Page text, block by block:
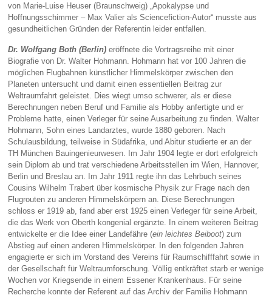
von Marie-Luise Heuser (Braunschweig) „Apokalypse und
Hoffnungsschimmer – Max Valier als Sciencefiction-Autor“ musste aus
gesundheitlichen Gründen der Referentin leider entfallen.
Dr. Wolfgang Both (Berlin) eröffnete die Vortragsreihe mit einer
Biografie von Dr. Walter Hohmann. Hohmann hat vor 100 Jahren die
möglichen Flugbahnen künstlicher Himmelskörper zwischen den
Planeten untersucht und damit einen essentiellen Beitrag zur
Weltraumfahrt geleistet. Dies wiegt umso schwerer, als er diese
Berechnungen neben Beruf und Familie als Hobby anfertigte und er
Probleme hatte, einen Verleger für seine Ausarbeitung zu finden. Walter
Hohmann, Sohn eines Landarztes, wurde 1880 geboren. Nach
Schulausbildung, teilweise in Südafrika, und Abitur studierte er an der
TH München Bauingenieurwesen. Im Jahr 1904 legte er dort erfolgreich
sein Diplom ab und trat verschiedene Arbeitsstellen im Wien, Hannover,
Berlin und Breslau an. Im Jahr 1911 regte ihn das Lehrbuch seines
Cousins Wilhelm Trabert über kosmische Physik zur Frage nach den
Flugrouten zu anderen Himmelskörpern an. Diese Berechnungen
schloss er 1919 ab, fand aber erst 1925 einen Verleger für seine Arbeit,
die das Werk von Oberth kongenial ergänzte. In einem weiteren Beitrag
entwickelte er die Idee einer Landefähre (ein leichtes Beiboot) zum
Abstieg auf einen anderen Himmelskörper. In den folgenden Jahren
engagierte er sich im Vorstand des Vereins für Raumschifffahrt sowie in
der Gesellschaft für Weltraumforschung. Völlig entkräftet starb er wenige
Wochen vor Kriegsende in einem Essener Krankenhaus. Für seine
Recherche konnte der Referent auf das Archiv der Familie Hohmann